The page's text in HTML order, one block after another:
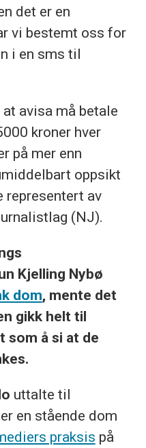
det er en
vi bestemt oss for
i en sms til
avisa må betale
kroner hver
på mer enn
oppsikt
representert av
(NJ).
Kjelling Nybø
dom, mente det
gikk helt til
som å si at de
uttalte til
en stående dom
praksis på